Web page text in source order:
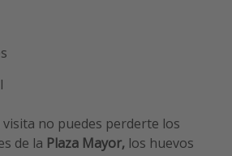
no puedes perderte los
de la Plaza Mayor, los huevos